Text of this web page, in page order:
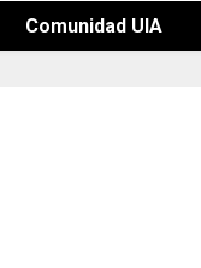
Comunidad UIA